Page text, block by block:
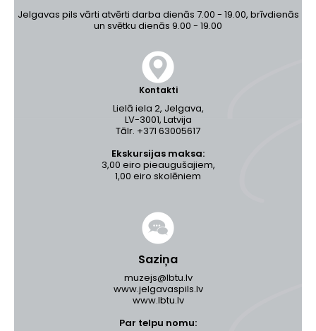
Jelgavas pils vārti atvērti darba dienās 7.00 - 19.00, brīvdienās
un svētku dienās 9.00 - 19.00
Kontakti
Lielā iela 2, Jelgava,
LV-3001, Latvija
Tālr. +371 63005617
Ekskursijas maksa:
3,00 eiro pieaugušajiem,
1,00 eiro skolēniem
Saziņa
muzejs@lbtu.lv
www.jelgavaspils.lv
www.lbtu.lv
Par telpu nomu: